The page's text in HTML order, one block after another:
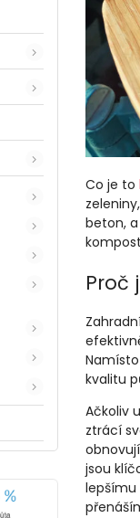
Co je to
beton,
Proč
kvalitu
Ačkoliv
ztrácí
jsou
lepšímu